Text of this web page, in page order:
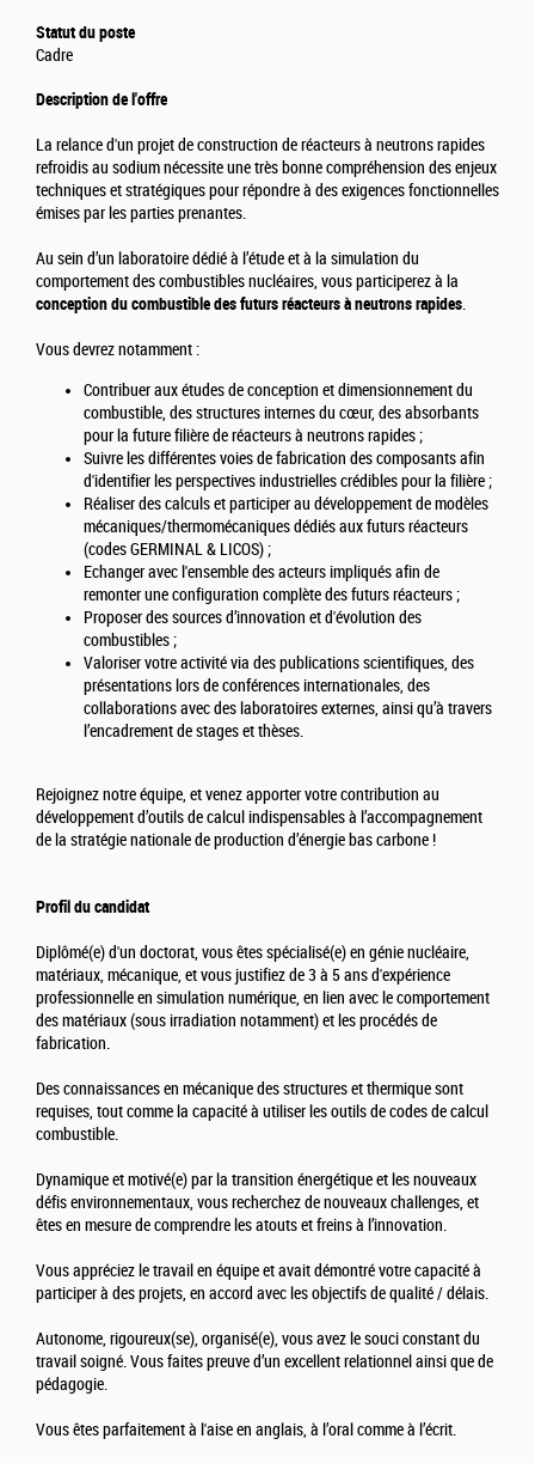
Statut du poste
Cadre
Description de l'offre
La relance d'un projet de construction de réacteurs à neutrons rapides
refroidis au sodium nécessite une très bonne compréhension des enjeux
techniques et stratégiques pour répondre à des exigences fonctionnelles
émises par les parties prenantes.
Au sein d’un laboratoire dédié à l’étude et à la simulation du
comportement des combustibles nucléaires, vous participerez à la
conception du combustible des futurs réacteurs à neutrons rapides.
Vous devrez notamment :
Contribuer aux études de conception et dimensionnement du
combustible, des structures internes du cœur, des absorbants
pour la future filière de réacteurs à neutrons rapides ;
Suivre les différentes voies de fabrication des composants afin
d'identifier les perspectives industrielles crédibles pour la filière ;
Réaliser des calculs et participer au développement de modèles
mécaniques/thermomécaniques dédiés aux futurs réacteurs
(codes GERMINAL & LICOS) ;
Echanger avec l'ensemble des acteurs impliqués afin de
remonter une configuration complète des futurs réacteurs ;
Proposer des sources d’innovation et d'évolution des
combustibles ;
Valoriser votre activité via des publications scientifiques, des
présentations lors de conférences internationales, des
collaborations avec des laboratoires externes, ainsi qu’à travers
l’encadrement de stages et thèses.
Rejoignez notre équipe, et venez apporter votre contribution au
développement d’outils de calcul indispensables à l’accompagnement
de la stratégie nationale de production d’énergie bas carbone !
Profil du candidat
Diplômé(e) d'un doctorat, vous êtes spécialisé(e) en génie nucléaire,
matériaux, mécanique, et vous justifiez de 3 à 5 ans d'expérience
professionnelle en simulation numérique, en lien avec le comportement
des matériaux (sous irradiation notamment) et les procédés de
fabrication.
Des connaissances en mécanique des structures et thermique sont
requises, tout comme la capacité à utiliser les outils de codes de calcul
combustible.
Dynamique et motivé(e) par la transition énergétique et les nouveaux
défis environnementaux, vous recherchez de nouveaux challenges, et
êtes en mesure de comprendre les atouts et freins à l’innovation.
Vous appréciez le travail en équipe et avait démontré votre capacité à
participer à des projets, en accord avec les objectifs de qualité / délais.
Autonome, rigoureux(se), organisé(e), vous avez le souci constant du
travail soigné. Vous faites preuve d’un excellent relationnel ainsi que de
pédagogie.
Vous êtes parfaitement à l'aise en anglais, à l’oral comme à l’écrit.